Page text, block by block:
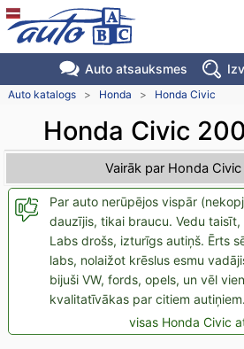
Auto atsauksmes
Auto katalogs > Honda > Honda Civic
Honda Civic
Vairāk par Honda
Par auto nerūpējos vispār
dauzījis, tikai braucu. Vedu
Labs drošs, izturīgs autiņš. Ērts
labs, nolaižot krēslus esmu
bijuši VW, fords, opels, un vēl
kvalitatīvākas par citiem autiņiem.
visas Honda Civic